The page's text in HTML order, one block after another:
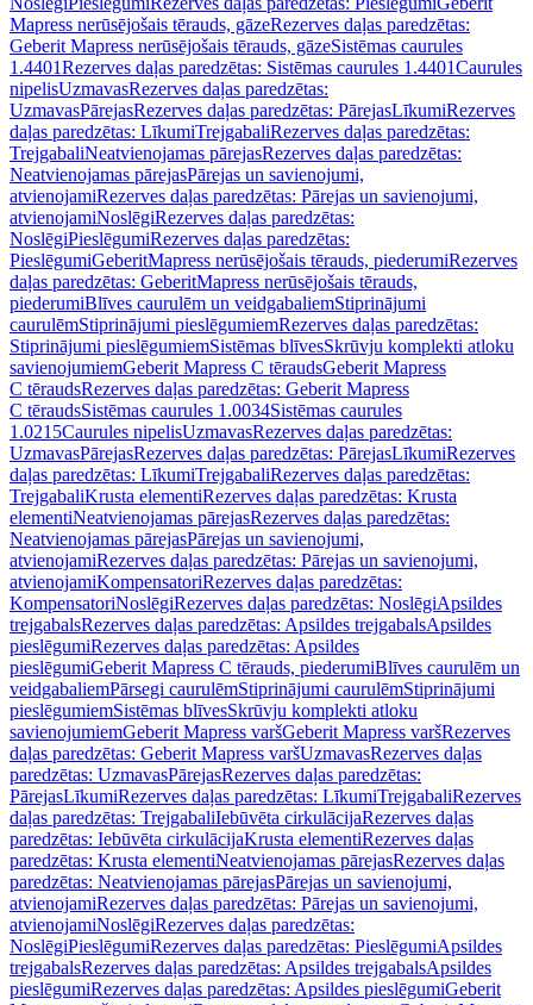
Mapress nerūsējošais tērauds, gāzeRezerves daļas paredzētas:
Geberit Mapress nerūsējošais tērauds, gāzeSistēmas caurules
1.4401Rezerves daļas paredzētas: Sistēmas caurules 1.4401Caurules
nipelisUzmavasRezerves daļas paredzētas:
UzmavasPārejasRezerves daļas paredzētas: PārejasLīkumiRezerves
daļas paredzētas: LīkumiTrejgabaliRezerves daļas paredzētas:
TrejgabaliNeatvienojamas pārejasRezerves daļas paredzētas:
Neatvienojamas pārejasPārejas un savienojumi,
atvienojamiRezerves daļas paredzētas: Pārejas un savienojumi,
atvienojamiNoslēgiRezerves daļas paredzētas:
NoslēgiPieslēgumiRezerves daļas paredzētas:
PieslēgumiGeberitMapress nerūsējošais tērauds, piederumiRezerves
daļas paredzētas: GeberitMapress nerūsējošais tērauds,
piederumiBlīves caurulēm un veidgabaliemStiprinājumi
caurulēmStiprinājumi pieslēgumiemRezerves daļas paredzētas:
Stiprinājumi pieslēgumiemSistēmas blīvesSkrūvju komplekti atloku
savienojumiemGeberit Mapress C tēraudsGeberit Mapress
C tēraudsRezerves daļas paredzētas: Geberit Mapress
C tēraudsSistēmas caurules 1.0034Sistēmas caurules
1.0215Caurules nipelisUzmavasRezerves daļas paredzētas:
UzmavasPārejasRezerves daļas paredzētas: PārejasLīkumiRezerves
daļas paredzētas: LīkumiTrejgabaliRezerves daļas paredzētas:
TrejgabaliKrusta elementiRezerves daļas paredzētas: Krusta
elementiNeatvienojamas pārejasRezerves daļas paredzētas:
Neatvienojamas pārejasPārejas un savienojumi,
atvienojamiRezerves daļas paredzētas: Pārejas un savienojumi,
atvienojamiKompensatoriRezerves daļas paredzētas:
KompensatoriNoslēgiRezerves daļas paredzētas: NoslēgiApsildes
trejgabalsRezerves daļas paredzētas: Apsildes trejgabalsApsildes
pieslēgumiRezerves daļas paredzētas: Apsildes
pieslēgumiGeberit Mapress C tērauds, piederumiBlīves caurulēm un
veidgabaliemPārsegi caurulēmStiprinājumi caurulēmStiprinājumi
pieslēgumiemSistēmas blīvesSkrūvju komplekti atloku
savienojumiemGeberit Mapress varšGeberit Mapress varšRezerves
daļas paredzētas: Geberit Mapress varšUzmavasRezerves daļas
paredzētas: UzmavasPārejasRezerves daļas paredzētas:
PārejasLīkumiRezerves daļas paredzētas: LīkumiTrejgabaliRezerves
daļas paredzētas: TrejgabaliIebūvēta cirkulācijaRezerves daļas
paredzētas: Iebūvēta cirkulācijaKrusta elementiRezerves daļas
paredzētas: Krusta elementiNeatvienojamas pārejasRezerves daļas
paredzētas: Neatvienojamas pārejasPārejas un savienojumi,
atvienojamiRezerves daļas paredzētas: Pārejas un savienojumi,
atvienojamiNoslēgiRezerves daļas paredzētas:
NoslēgiPieslēgumiRezerves daļas paredzētas: PieslēgumiApsildes
trejgabalsRezerves daļas paredzētas: Apsildes trejgabalsApsildes
pieslēgumiRezerves daļas paredzētas: Apsildes pieslēgumiGeberit